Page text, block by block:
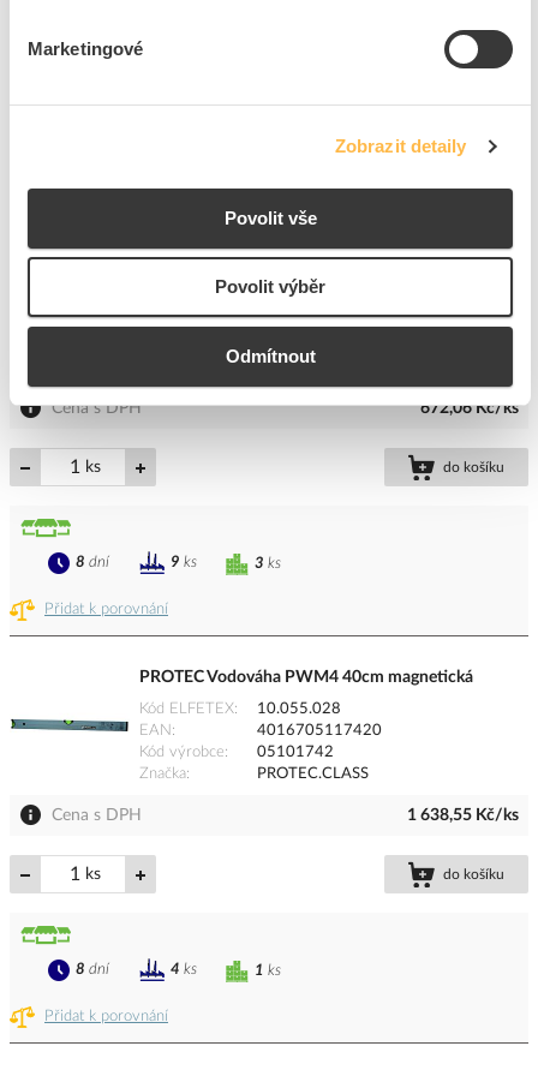
Marketingové
Zobrazit detaily
Povolit vše
Povolit výběr
Odmítnout
ks do košíku
EAN
4016705117345
05101734
PROTEC.CLASS
Cena s DPH 672,06 Kč/ks
ks do košíku
Přidat k porovnání
3 ks
8 dní 9 ks
PROTEC Vodováha PWM4 40cm magnetická
Kód ELFETEX
10.055.028
EAN
4016705117420
Kód výrobce
05101742
Značka
PROTEC.CLASS
Cena s DPH 1 638,55 Kč/ks
ks do košíku
Přidat k porovnání
1 ks
8 dní 4 ks